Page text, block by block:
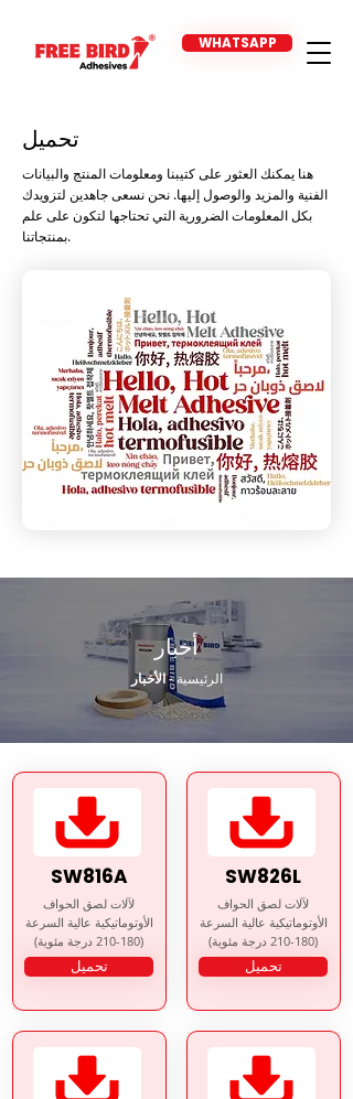
WHATSAPP
تحميل
هنا يمكنك العثور على كتيبنا ومعلومات المنتج والبيانات
الفنية والمزيد والوصول إليها. نحن نسعى جاهدين لتزويدك
بكل المعلومات الضرورية التي تحتاجها لتكون على علم
بمنتجاتنا.
أخبار
الرئيسية-الأخبار
SW816A
لآلات لصق الحواف
الأوتوماتيكية عالية السرعة
(180-210 درجة مئوية)
تحميل
SW826L
لآلات لصق الحواف
الأوتوماتيكية عالية السرعة
(180-210 درجة مئوية)
تحميل